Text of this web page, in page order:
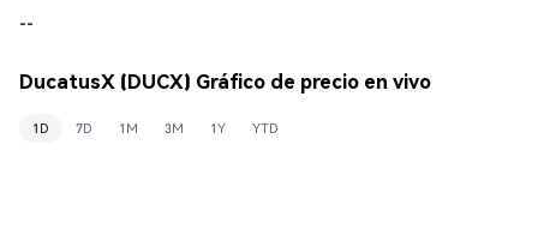
--
DucatusX (DUCX) Gráfico de precio en vivo
1D 7D 1M 3M 1Y YTD